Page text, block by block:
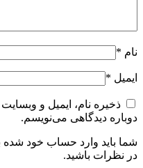
نام *
ایمیل *
ذخیره نام، ایمیل و
دوباره دیدگاهی می‌نویسم.
شما باید وارد حساب خود شده
در نظرات باشید.